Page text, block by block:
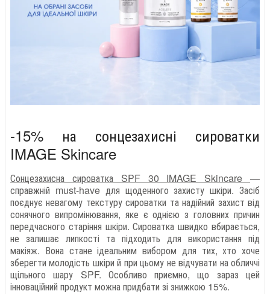
-15% на сонцезахисні сироватки
IMAGE Skincare
Сонцезахисна сироватка SPF 30 IMAGE Skincare —
справжній must-have для щоденного захисту шкіри. Засіб
поєднує невагому текстуру сироватки та надійний захист від
сонячного випромінювання, яке є однією з головних причин
передчасного старіння шкіри. Сироватка швидко вбирається,
не залишає липкості та підходить для використання під
макіяж. Вона стане ідеальним вибором для тих, хто хоче
зберегти молодість шкіри й при цьому не відчувати на обличчі
щільного шару SPF. Особливо приємно, що зараз цей
інноваційний продукт можна придбати зі знижкою 15%.